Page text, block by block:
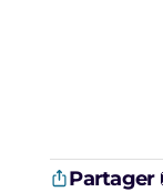
Partager